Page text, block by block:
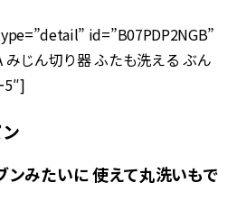
id=”B07PDP2NGB”
じん切り器 ふたも洗える ぶん
5″]
ンみたいに 使えて丸洗いもで